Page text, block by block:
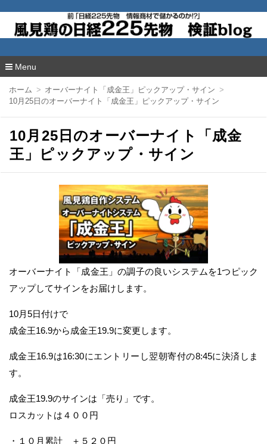
風見鶏の日経225先物 検証blog
Menu
ホーム
オーバーナイト「成金王」ピックアップ・サイン
10月25日のオーバーナイト「成金王」ピックアップ・サイン
10月25日のオーバーナイト「成金
王」ピックアップ・サイン
オーバーナイト「成金王」の調子の良いシステムを1つピック
アップしてサインをお届けします。
10月5日付けで
成金王16.9から成金王19.9に変更します。
成金王16.9は16:30にエントリーし翌朝寄付の8:45に決済しま
す。
成金王19.9のサインは「売り」です。
ロスカットは４００円
・１０月累計 ＋５２０円